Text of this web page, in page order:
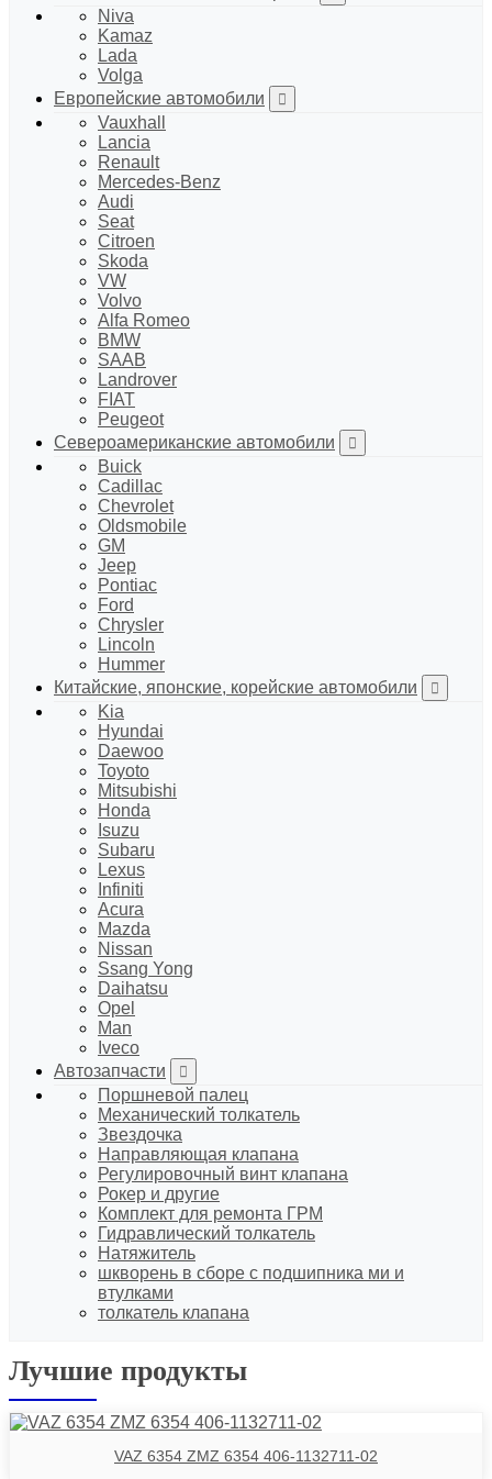
Niva
Kamaz
Lada
Volga
Европейские автомобили
Vauxhall
Lancia
Renault
Mercedes-Benz
Audi
Seat
Citroen
Skoda
VW
Volvo
Alfa Romeo
BMW
SAAB
Landrover
FIAT
Peugeot
Североамериканские автомобили
Buick
Cadillac
Chevrolet
Oldsmobile
GM
Jeep
Pontiac
Ford
Chrysler
Lincoln
Hummer
Китайские, японские, корейские автомобили
Kia
Hyundai
Daewoo
Toyoto
Mitsubishi
Honda
Isuzu
Subaru
Lexus
Infiniti
Acura
Mazda
Nissan
Ssang Yong
Daihatsu
Opel
Man
Iveco
Автозапчасти
Поршневой палец
Механический толкатель
Звездочка
Направляющая клапана
Регулировочный винт клапана
Рокер и другие
Комплект для ремонта ГРМ
Гидравлический толкатель
Натяжитель
шкворень в сборе с подшипника ми и
втулками
толкатель клапана
Лучшие продукты
VAZ 6354 ZMZ 6354 406-1132711-02